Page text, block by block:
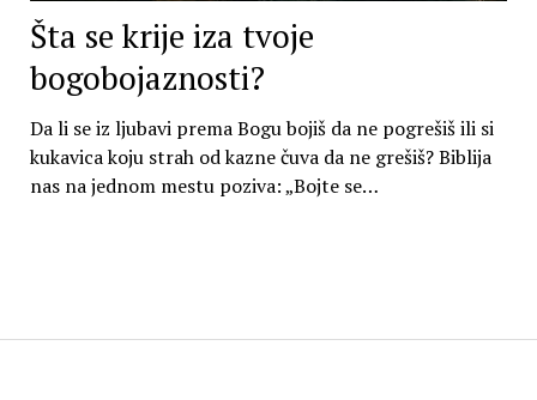
Šta se krije iza tvoje
bogobojaznosti?
Da li se iz ljubavi prema Bogu bojiš da ne pogrešiš ili si
kukavica koju strah od kazne čuva da ne grešiš? Biblija
nas na jednom mestu poziva: „Bojte se…